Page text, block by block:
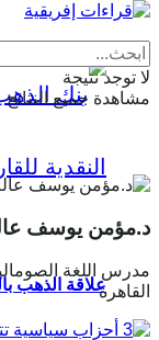
علاقة الذهب
لا توجد نتيجة
مشاهدة جميع النتائج
د.مؤمن يوسف
مدرس اللغة
القاهرة